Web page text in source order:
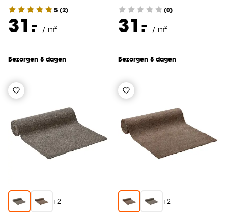
5 (2)
31.
- / m²
Bezorgen 8 dagen
(0)
31.
- / m²
Bezorgen 8 dagen
+2 +2